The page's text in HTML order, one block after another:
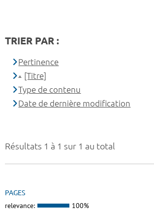
Résultats 1 à 1 sur 1 au total
PAGES
relevance: 100%
TRIER PAR :
Pertinence
[Titre]
Type de contenu
Date de dernière modification